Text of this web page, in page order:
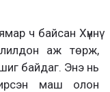
ч байсан Хүннү
аж төрж,
байдаг. Энэ нь
маш олон